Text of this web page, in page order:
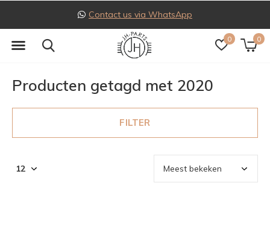
0 0
Contact us via WhatsApp
Producten getagd met 2020
FILTER